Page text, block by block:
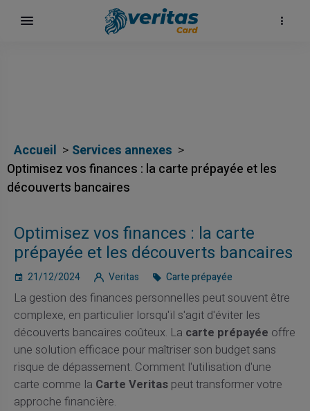
Accueil
Services annexes
Optimisez vos finances : la carte prépayée et les
découverts bancaires
Optimisez vos finances : la carte
prépayée et les découverts bancaires
21/12/2024 Veritas Carte prépayée
La gestion des finances personnelles peut souvent être
complexe, en particulier lorsqu'il s'agit d'éviter les
découverts bancaires coûteux. La carte prépayée offre
une solution efficace pour maîtriser son budget sans
risque de dépassement. Comment l'utilisation d'une
carte comme la Carte Veritaspeut transformer votre
approche financière.